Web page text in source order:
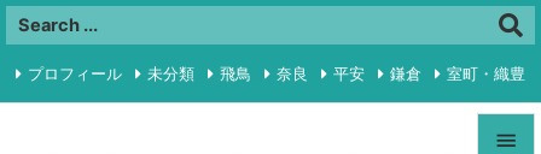

プロフィール 未分類 飛鳥 奈良 平安 鎌倉 室町・織豊
RSS